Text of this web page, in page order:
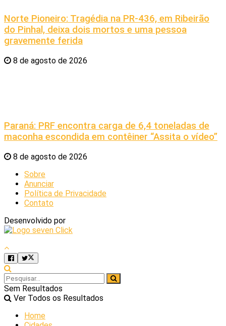
Norte Pioneiro: Tragédia na PR-436, em Ribeirão
do Pinhal, deixa dois mortos e uma pessoa
gravemente ferida
8 de agosto de 2026
Paraná: PRF encontra carga de 6,4 toneladas de
maconha escondida em contêiner “Assita o vídeo”
8 de agosto de 2026
Sobre
Anunciar
Política de Privacidade
Contato
Desenvolvido por
Sem Resultados
Ver Todos os Resultados
Home